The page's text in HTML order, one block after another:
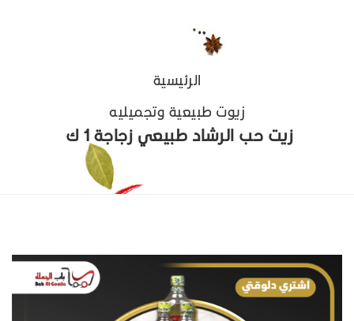
الرئيسية
زيوت طبيعية وتجميليه
زيت حب الرشاد طبيعي زجاجة 1 ك